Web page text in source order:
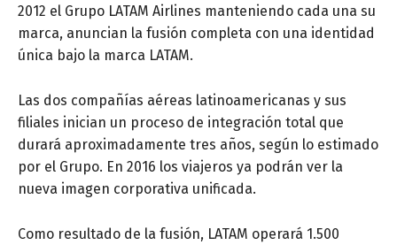
2012 el Grupo LATAM Airlines manteniendo cada una su
marca, anuncian la fusión completa con una identidad
única bajo la marca LATAM.
Las dos compañías aéreas latinoamericanas y sus
filiales inician un proceso de integración total que
durará aproximadamente tres años, según lo estimado
por el Grupo. En 2016 los viajeros ya podrán ver la
nueva imagen corporativa unificada.
Como resultado de la fusión, LATAM operará 1.500